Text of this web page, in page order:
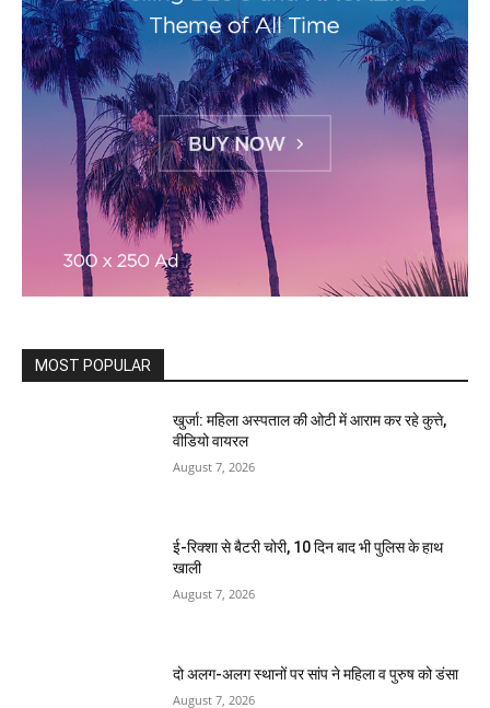
MOST POPULAR
खुर्जा: महिला अस्पताल की ओटी में आराम कर रहे कुत्ते,
वीडियो वायरल
August 7, 2026
ई-रिक्शा से बैटरी चोरी, 10 दिन बाद भी पुलिस के हाथ
खाली
August 7, 2026
दो अलग-अलग स्थानों पर सांप ने महिला व पुरुष को डंसा
August 7, 2026